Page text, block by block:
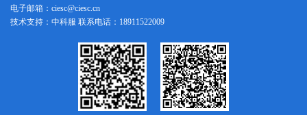
电子邮箱：ciesc@ciesc.cn
技术支持：中科服 联系电话：18911522009